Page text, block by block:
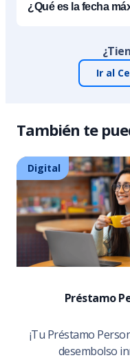
¿Qué es la fecha
Ir al
También te
Digital
Préstamo
¡Tu Préstamo
desembolso